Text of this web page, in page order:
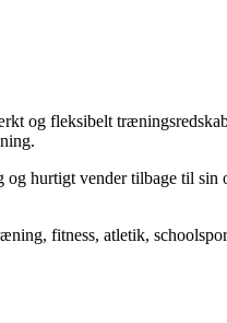
og fleksibelt
hurtigt vender tilbage til
fitness, atletik,